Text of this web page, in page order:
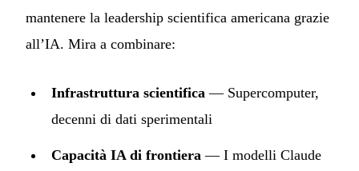
mantenere la leadership scientifica americana grazie
all’IA. Mira a combinare:
Infrastruttura scientifica — Supercomputer,
decenni di dati sperimentali
Capacità IA di frontiera — I modelli Claude